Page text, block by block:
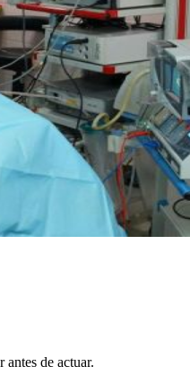
antes de actuar.